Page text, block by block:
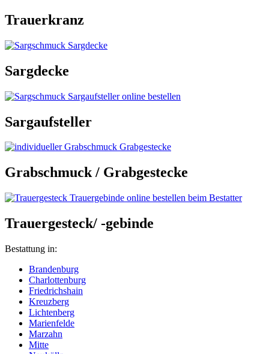
Trauerkranz
Sargdecke
Sargaufsteller
Grabschmuck / Grabgestecke
Trauergesteck/ -gebinde
Bestattung in:
Brandenburg
Charlottenburg
Friedrichshain
Kreuzberg
Lichtenberg
Marienfelde
Marzahn
Mitte